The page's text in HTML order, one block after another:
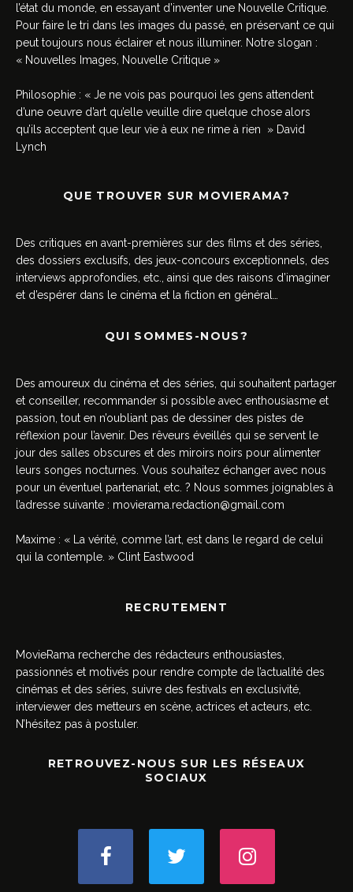
l’état du monde, en essayant d’inventer une Nouvelle Critique.
Pour faire le tri dans les images du passé, en préservant ce qui
peut toujours nous éclairer et nous illuminer. Notre slogan :
« Nouvelles Images, Nouvelle Critique »
Philosophie : « Je ne vois pas pourquoi les gens attendent
d’une oeuvre d’art qu’elle veuille dire quelque chose alors
qu’ils acceptent que leur vie à eux ne rime à rien » David
Lynch
QUE TROUVER SUR MOVIERAMA?
Des critiques en avant-premières sur des films et des séries,
des dossiers exclusifs, des jeux-concours exceptionnels, des
interviews approfondies, etc., ainsi que des raisons d’imaginer
et d’espérer dans le cinéma et la fiction en général…
QUI SOMMES-NOUS?
Des amoureux du cinéma et des séries, qui souhaitent partager
et conseiller, recommander si possible avec enthousiasme et
passion, tout en n’oubliant pas de dessiner des pistes de
réflexion pour l’avenir. Des rêveurs éveillés qui se servent le
jour des salles obscures et des miroirs noirs pour alimenter
leurs songes nocturnes. Vous souhaitez échanger avec nous
pour un éventuel partenariat, etc. ? Nous sommes joignables à
l’adresse suivante : movierama.redaction@gmail.com
Maxime : « La vérité, comme l’art, est dans le regard de celui
qui la contemple. » Clint Eastwood
RECRUTEMENT
MovieRama recherche des rédacteurs enthousiastes,
passionnés et motivés pour rendre compte de l’actualité des
cinémas et des séries, suivre des festivals en exclusivité,
interviewer des metteurs en scène, actrices et acteurs, etc.
N’hésitez pas à postuler.
RETROUVEZ-NOUS SUR LES RÉSEAUX
SOCIAUX